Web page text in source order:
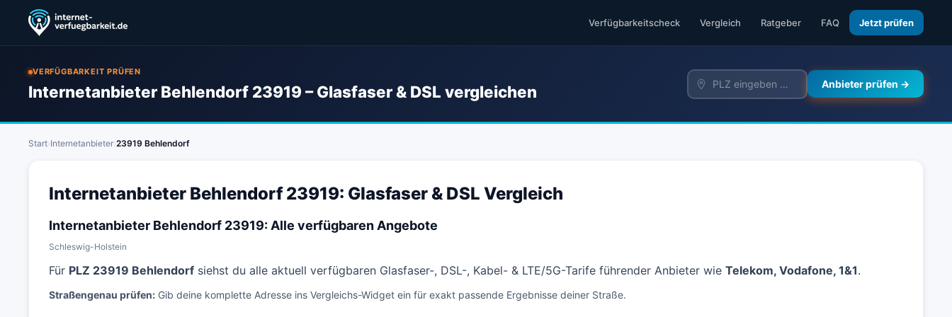
Verfügbarkeitscheck Vergleich Ratgeber FAQ Jetzt prüfen
VERFÜGBARKEIT PRÜFEN
Internetanbieter Behlendorf 23919 – Glasfaser & DSL vergleichen Anbieter prüfen →
Start›Internetanbieter›23919 Behlendorf
Internetanbieter Behlendorf 23919: Glasfaser & DSL Vergleich
Internetanbieter Behlendorf 23919: Alle verfügbaren Angebote
Schleswig-Holstein
Für PLZ 23919 Behlendorf siehst du alle aktuell verfügbaren Glasfaser-, DSL-, Kabel- & LTE/5G-Tarife führender Anbieter wie Telekom, Vodafone, 1&1.
Straßengenau prüfen: Gib deine komplette Adresse ins Vergleichs-Widget ein für exakt passende Ergebnisse deiner Straße.